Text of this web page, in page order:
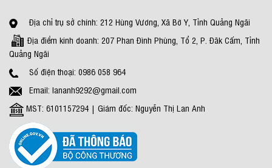
Địa chỉ trụ sở chính: 212 Hùng Vương, Xã Bờ Y, Tỉnh Quảng Ngãi
Địa điểm kinh doanh: 207 Phan Đình Phùng, Tổ 2, P. Đăk Cấm, Tỉnh
Quảng Ngãi
Số điện thoại: 0986 058 964
Email: lananh9292@gmail.com
MST: 6101157294 | Giám đốc: Nguyễn Thị Lan Anh